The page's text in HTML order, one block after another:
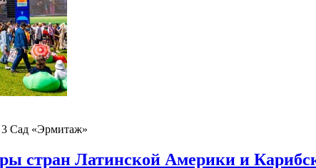
Сад «Эрмитаж»
стран Латинской Америки и